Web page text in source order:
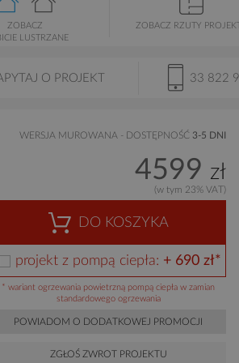
ZOBACZ
LUSTRZANE
ZOBACZ RZUTY
O PROJEKT 33 822
WERSJA MUROWANA - DOSTĘPNOŚĆ 3-5 DNI
4599 zł
(w tym 23% VAT)
DO KOSZYKA
projekt z pompą ciepła: + 690 zł*
* wariant ogrzewania powietrzną pompą ciepła w zamian
standardowego ogrzewania
POWIADOM O DODATKOWEJ PROMOCJI
ZGŁOŚ ZWROT PROJEKTU